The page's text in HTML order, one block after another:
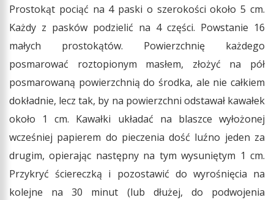
Prostokąt pociąć na 4 paski o szerokości około 5 cm.
Każdy z pasków podzielić na 4 części. Powstanie 16
małych prostokątów. Powierzchnię każdego
posmarować roztopionym masłem, złożyć na pół
posmarowaną powierzchnią do środka, ale nie całkiem
dokładnie, lecz tak, by na powierzchni odstawał kawałek
około 1 cm. Kawałki układać na blaszce wyłożonej
wcześniej papierem do pieczenia dość luźno jeden za
drugim, opierając następny na tym wysuniętym 1 cm.
Przykryć ściereczką i pozostawić do wyrośnięcia na
kolejne na 30 minut (lub dłużej, do podwojenia